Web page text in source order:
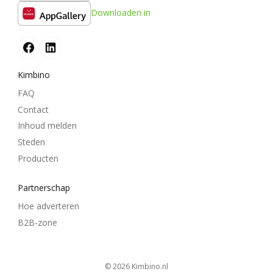
Downloaden in
Kimbino
FAQ
Contact
Inhoud melden
Steden
Producten
Partnerschap
Hoe adverteren
B2B-zone
© 2026 kimbino.nl